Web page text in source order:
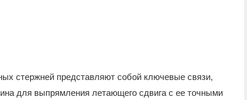
стержней представляют собой ключевые связи,
для выпрямления летающего сдвига с ее точными